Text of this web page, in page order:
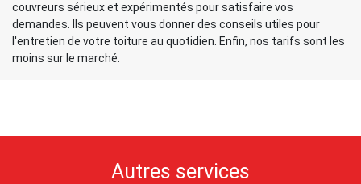
couvreurs sérieux et expérimentés pour satisfaire vos
demandes. Ils peuvent vous donner des conseils utiles pour
l'entretien de votre toiture au quotidien. Enfin, nos tarifs sont les
moins sur le marché.
Autres services